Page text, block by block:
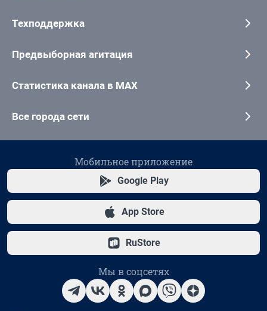
Техподдержка
Предвыборная агитация
Статистика канала в MAX
Все города сети
Мобильное приложение
Google Play
App Store
RuStore
Мы в соцсетях